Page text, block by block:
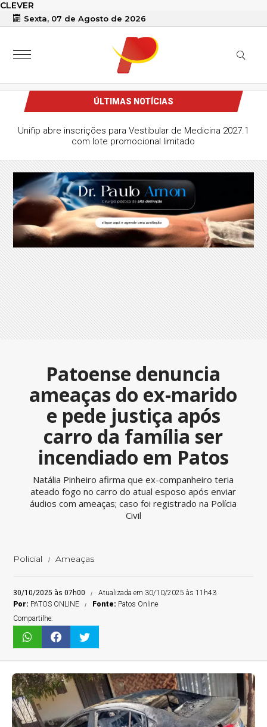
CLEVER
Sexta, 07 de Agosto de 2026
ÚLTIMAS NOTÍCIAS
Unifip abre inscrições para Vestibular de Medicina 2027.1
com lote promocional limitado
Patoense denuncia
ameaças do ex-marido
e pede justiça após
carro da família ser
incendiado em Patos
Natália Pinheiro afirma que ex-companheiro teria
ateado fogo no carro do atual esposo após enviar
áudios com ameaças; caso foi registrado na Polícia
Civil
Policial Ameaças
30/10/2025 às 07h00
Atualizada em 30/10/2025 às 11h43
Por: PATOS ONLINE Fonte: Patos Online
Compartilhe: